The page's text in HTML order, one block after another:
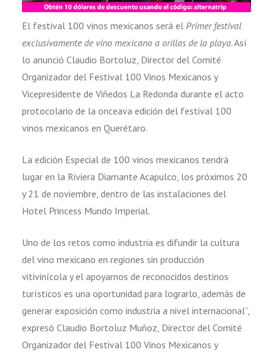
El festival 100 vinos mexicanos será el Primer festival
exclusivamente de vino mexicano a orillas de la playa. Así
lo anunció Claudio Bortoluz, Director del Comité
Organizador del Festival 100 Vinos Mexicanos y
Vicepresidente de Viñedos La Redonda durante el acto
protocolario de la onceava edición del festival 100
vinos mexicanos en Querétaro.
La edición Especial de 100 vinos mexicanos tendrá
lugar en la Riviera Diamante Acapulco, los próximos 20
y 21 de noviembre, dentro de las instalaciones del
Hotel Princess Mundo Imperial.
Uno de los retos como industria es difundir la cultura
del vino mexicano en regiones sin producción
vitivinícola y el apoyarnos de reconocidos destinos
turísticos es una oportunidad para lograrlo, además de
generar exposición como industria a nivel internacional”,
expresó Claudio Bortoluz Muñoz, Director del Comité
Organizador del Festival 100 Vinos Mexicanos y